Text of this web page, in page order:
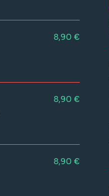
8,90 €
8,90 €
8,90 €